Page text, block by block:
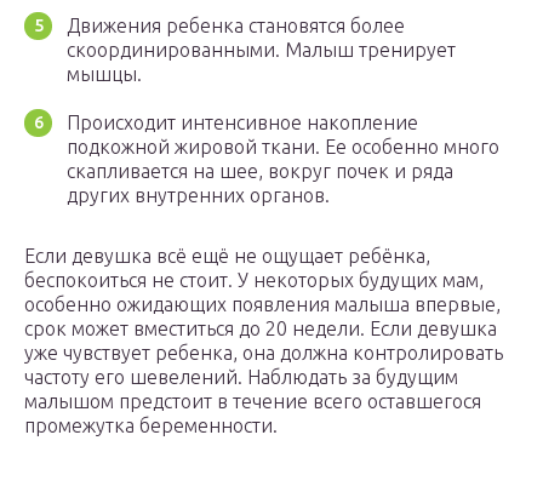
Движения ребенка становятся более
скоординированными. Малыш тренирует
мышцы.
Происходит интенсивное накопление
подкожной жировой ткани. Ее особенно много
скапливается на шее, вокруг почек и ряда
других внутренних органов.
Если девушка всё ещё не ощущает ребёнка,
беспокоиться не стоит. У некоторых будущих мам,
особенно ожидающих появления малыша впервые,
срок может вместиться до 20 недели. Если девушка
уже чувствует ребенка, она должна контролировать
частоту его шевелений. Наблюдать за будущим
малышом предстоит в течение всего оставшегося
промежутка беременности.